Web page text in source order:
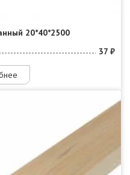
20*40*2500
37 ₽